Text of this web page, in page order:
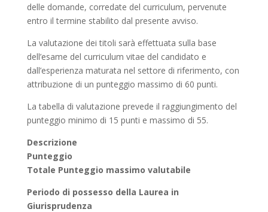
delle domande, corredate del curriculum, pervenute
entro il termine stabilito dal presente avviso.
La valutazione dei titoli sarà effettuata sulla base
dell’esame del curriculum vitae del candidato e
dall’esperienza maturata nel settore di riferimento, con
attribuzione di un punteggio massimo di 60 punti.
La tabella di valutazione prevede il raggiungimento del
punteggio minimo di 15 punti e massimo di 55.
Descrizione
Punteggio
Totale Punteggio massimo valutabile
Periodo di possesso della Laurea in
Giurisprudenza